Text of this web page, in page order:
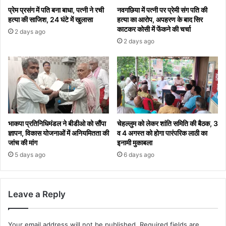
प्रेम प्रसंग में पति बना बाधा, पत्नी ने रची
हत्या की साजिश, 24 घंटे में खुलासा
2 days ago
नवगछिया में पत्नी पर प्रेमी संग पति की
हत्या का आरोप, अपहरण के बाद सिर
काटकर कोसी में फेंकने की चर्चा
2 days ago
भाकपा प्रतिनिधिमंडल ने बीडीओ को सौंपा
ज्ञापन, विकास योजनाओं में अनियमितता की
जांच की मांग
5 days ago
चेहल्लुम को लेकर शांति समिति की बैठक, 3
व 4 अगस्त को होगा पारंपरिक लाठी का
इनामी मुकाबला
6 days ago
Leave a Reply